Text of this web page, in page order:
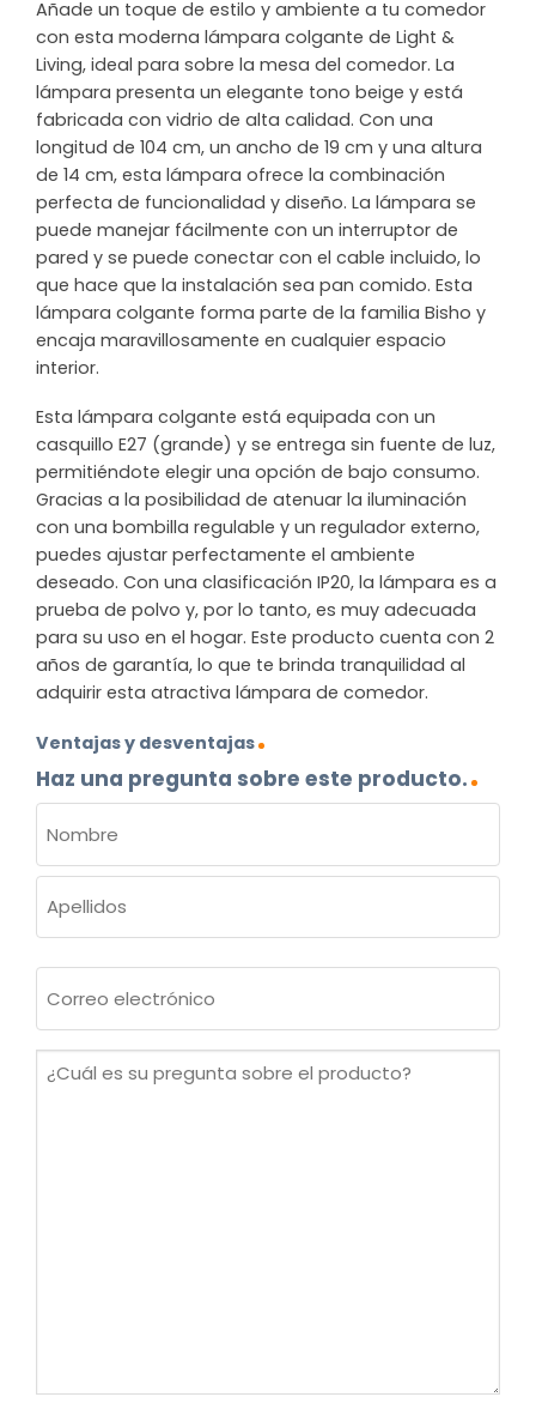
Añade un toque de estilo y ambiente a tu comedor
con esta moderna lámpara colgante de Light &
Living, ideal para sobre la mesa del comedor. La
lámpara presenta un elegante tono beige y está
fabricada con vidrio de alta calidad. Con una
longitud de 104 cm, un ancho de 19 cm y una altura
de 14 cm, esta lámpara ofrece la combinación
perfecta de funcionalidad y diseño. La lámpara se
puede manejar fácilmente con un interruptor de
pared y se puede conectar con el cable incluido, lo
que hace que la instalación sea pan comido. Esta
lámpara colgante forma parte de la familia Bisho y
encaja maravillosamente en cualquier espacio
interior.
Esta lámpara colgante está equipada con un
casquillo E27 (grande) y se entrega sin fuente de luz,
permitiéndote elegir una opción de bajo consumo.
Gracias a la posibilidad de atenuar la iluminación
con una bombilla regulable y un regulador externo,
puedes ajustar perfectamente el ambiente
deseado. Con una clasificación IP20, la lámpara es a
prueba de polvo y, por lo tanto, es muy adecuada
para su uso en el hogar. Este producto cuenta con 2
años de garantía, lo que te brinda tranquilidad al
adquirir esta atractiva lámpara de comedor.
Ventajas y desventajas
Haz una pregunta sobre este producto.
(OBLIGATORIO)
Nombre
electrónico
¿Cuál